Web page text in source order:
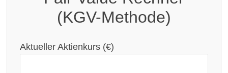
(KGV-Methode)
Aktueller Aktienkurs (€)